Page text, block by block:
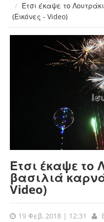
Έτσι έκαψε το
(Εικόνες - Video)
Έτσι έκαψε το
βασιλιά
Video)
19 Φεβ, 2018 | 12:31